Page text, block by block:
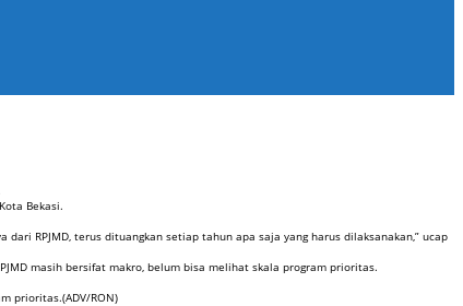
Bekasi.
RPJMD, terus dituangkan setiap tahun apa saja yang harus dilaksanakan,” ucap
masih bersifat makro, belum bisa melihat skala program prioritas.
prioritas.(ADV/RON)